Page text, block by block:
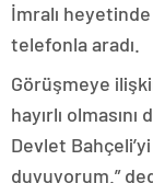
İmralı
telefonla aradı.
Görüşmeye
hayırlı
Devlet
duyuyorum.”